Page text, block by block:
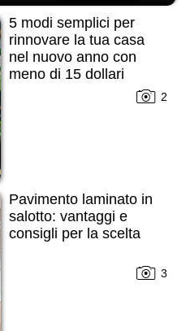
5 modi semplici per
rinnovare la tua casa
nel nuovo anno con
meno di 15 dollari
2
Pavimento laminato in
salotto: vantaggi e
consigli per la scelta
3